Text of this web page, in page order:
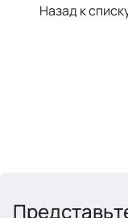
Назад к